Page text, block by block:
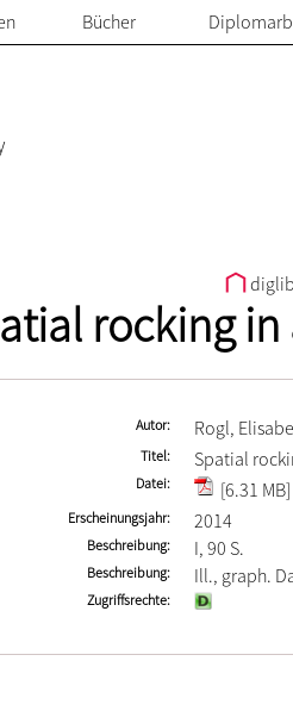
Bücher
rocking
Autor Rogl,
Titel Spatial
Datei [6.31 MB]
Erscheinungsjahr 2014
Beschreibung I, 90 S.
Beschreibung Ill., graph.
Zugriffsrechte